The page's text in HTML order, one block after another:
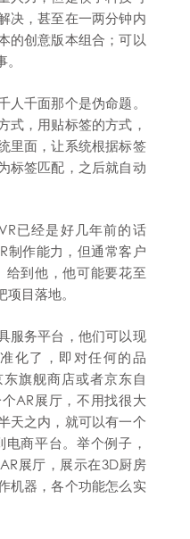
决，甚至在一两分钟内
的创意版本组合；可以
人千面那个是伪命题。
式，用贴标签的方式，
里面，让系统根据标签
标签匹配，之后就自动
已经是好几年前的话
制作能力，但通常客户
给到他，他可能要花至
目落地。
服务平台，他们可以现
化了，即对任何的品
旗舰商店或者京东自
AR展厅，不用找很大
天之内，就可以有一个
商平台。举个例子，
展厅，展示在3D厨房
机器，各个功能怎么实